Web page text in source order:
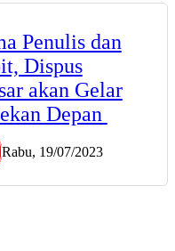
Penulis dan
Dispus
akan Gelar
Depan
Rabu, 19/07/2023